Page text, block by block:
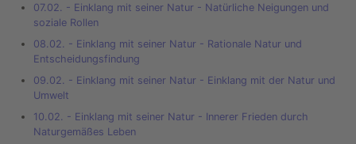
07.02. - Einklang mit seiner Natur - Natürliche Neigungen und
soziale Rollen
08.02. - Einklang mit seiner Natur - Rationale Natur und
Entscheidungsfindung
09.02. - Einklang mit seiner Natur - Einklang mit der Natur und
Umwelt
10.02. - Einklang mit seiner Natur - Innerer Frieden durch
Naturgemäßes Leben